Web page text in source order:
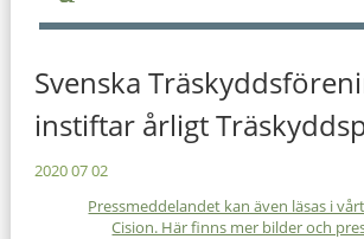
Svenska
instiftar årligt
2020 07 02
Pressmeddelandet kan även läsas i
Cision. Här finns mer bilder och